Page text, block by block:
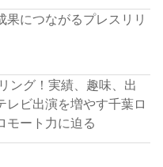
果につながるプレスリリ
ング！実績、趣味、出
ビ出演を増やす千葉ロ
モート力に迫る